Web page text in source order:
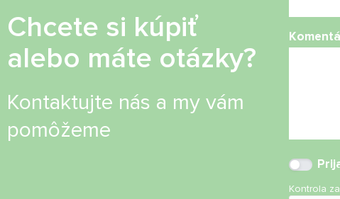
Chcete si kúpiť
alebo máte otázky?
Kontaktujte nás a my vám
pomôžeme
Kontrola